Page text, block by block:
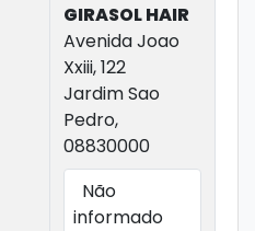
GIRASOL HAIR
Avenida Joao
Xxiii, 122
Jardim Sao
Pedro,
08830000
Não
informado